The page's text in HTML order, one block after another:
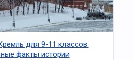
для 9-11 классов:
факты истории